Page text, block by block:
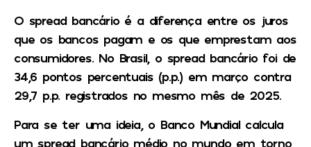
O spread bancário é a diferença entre os juros
que os bancos pagam e os que emprestam aos
consumidores. No Brasil, o spread bancário foi de
34,6 pontos percentuais (p.p.) em março contra
29,7 p.p. registrados no mesmo mês de 2025.
Para se ter uma ideia, o Banco Mundial calcula
um spread bancário médio no mundo em torno